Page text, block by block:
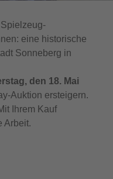
eine historische
Sonneberg in
den 18. Mai
Auktion ersteigern.
Ihrem Kauf
Arbeit.